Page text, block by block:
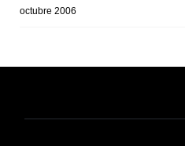
octubre 2006